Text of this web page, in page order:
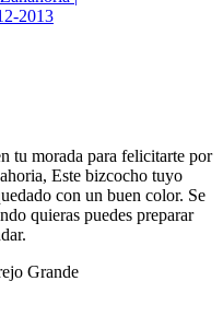
2013
tu morada para felicitarte por
Este bizcocho tuyo
con un buen color. Se
quieras puedes preparar
Grande